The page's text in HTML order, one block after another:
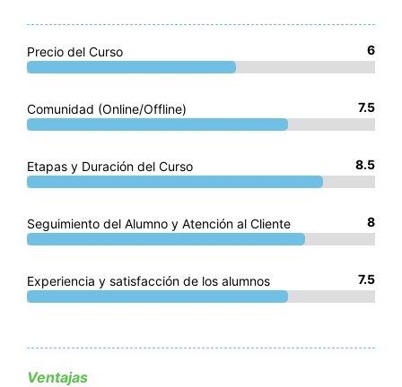
Precio del Curso 6
Comunidad (Online/Offline) 7.5
Etapas y Duración del Curso 8.5
Seguimiento del Alumno y Atención al Cliente 8
Experiencia y satisfacción de los alumnos 7.5
Ventajas